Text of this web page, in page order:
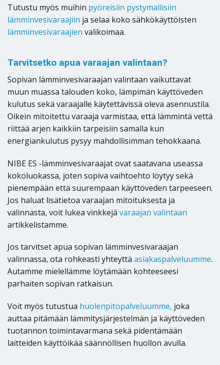
Tutustu myös muihin pyöreisiin pystymallisiin
lämminvesivaraajiin ja selaa koko sähkökäyttöisten
lämminvesivaraajien valikoimaa.
Tarvitsetko apua varaajan valintaan?
Sopivan lämminvesivaraajan valintaan vaikuttavat
muun muassa talouden koko, lämpimän käyttöveden
kulutus sekä varaajalle käytettävissä oleva asennustila.
Oikein mitoitettu varaaja varmistaa, että lämmintä vettä
riittää arjen kaikkiin tarpeisiin samalla kun
energiankulutus pysyy mahdollisimman tehokkaana.
NIBE ES -lämminvesivaraajat ovat saatavana useassa
kokoluokassa, joten sopiva vaihtoehto löytyy sekä
pienempään että suurempaan käyttöveden tarpeeseen.
Jos haluat lisätietoa varaajan mitoituksesta ja
valinnasta, voit lukea vinkkejä varaajan valintaan
artikkelistamme.
Jos tarvitset apua sopivan lämminvesivaraajan
valinnassa, ota rohkeasti yhteyttä asiakaspalveluumme.
Autamme mielellämme löytämään kohteeseesi
parhaiten sopivan ratkaisun.
Voit myös tutustua huolenpitopalveluumme, joka
auttaa pitämään lämmitysjärjestelmän ja käyttöveden
tuotannon toimintavarmana sekä pidentämään
laitteiden käyttöikää säännöllisen huollon avulla.